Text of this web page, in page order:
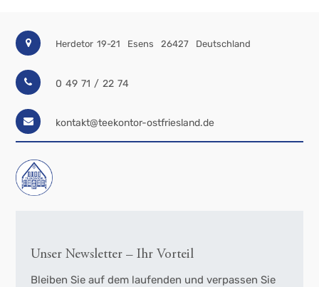
Herdetor 19-21 Esens 26427 Deutschland
0 49 71 / 22 74
kontakt@teekontor-ostfriesland.de
Unser Newsletter – Ihr Vorteil
Bleiben Sie auf dem laufenden und verpassen Sie